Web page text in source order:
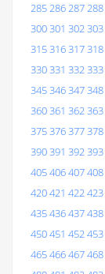
285286287288
300301 302303
315316317318
330331 332333
345346347348
360361 362363
375376377378
390391 392393
405406407408
420421 422423
435436437438
450451 452453
465466467468